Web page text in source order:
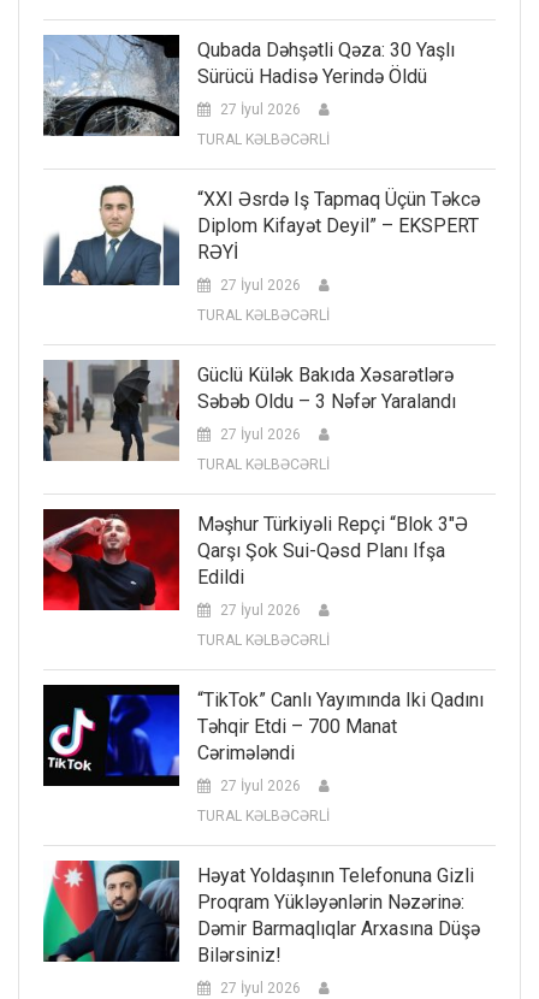
Qubada Dəhşətli Qəza: 30 Yaşlı
Sürücü Hadisə Yerində Öldü
27 İyul 2026
TURAL KƏLBƏCƏRLİ
“XXI Əsrdə Iş Tapmaq Üçün Təkcə
Diplom Kifayət Deyil” – EKSPERT
RƏYİ
27 İyul 2026
TURAL KƏLBƏCƏRLİ
Güclü Külək Bakıda Xəsarətlərə
Səbəb Oldu – 3 Nəfər Yaralandı
27 İyul 2026
TURAL KƏLBƏCƏRLİ
Məşhur Türkiyəli Repçi “Blok 3″ə
Qarşı Şok Sui-Qəsd Planı Ifşa
Edildi
27 İyul 2026
TURAL KƏLBƏCƏRLİ
“TikTok” Canlı Yayımında Iki Qadını
Təhqir Etdi – 700 Manat
Cərimələndi
27 İyul 2026
TURAL KƏLBƏCƏRLİ
Həyat Yoldaşının Telefonuna Gizli
Proqram Yükləyənlərin Nəzərinə:
Dəmir Barmaqlıqlar Arxasına Düşə
Bilərsiniz!
27 İyul 2026